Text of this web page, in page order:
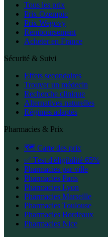
Tous les prix
Prix Ozempic
Prix Wegovy
Remboursement
Acheter en France
Sécurité & Suivi
Effets secondaires
Trouver un médecin
Recherche clinique
Alternatives naturelles
Régimes adaptés
Pharmacies & Prix
🗺️ Carte des prix
✅ Test d'éligibilité 65%
Pharmacies par ville
Pharmacies Paris
Pharmacies Lyon
Pharmacies Marseille
Pharmacies Toulouse
Pharmacies Bordeaux
Pharmacies Nice